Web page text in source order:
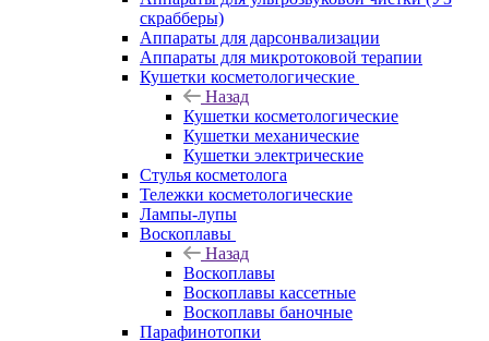
скрабберы)
Аппараты для дарсонвализации
Аппараты для микротоковой терапии
Кушетки косметологические
Назад
Кушетки косметологические
Кушетки механические
Кушетки электрические
Стулья косметолога
Тележки косметологические
Лампы-лупы
Воскоплавы
Назад
Воскоплавы
Воскоплавы кассетные
Воскоплавы баночные
Парафинотопки